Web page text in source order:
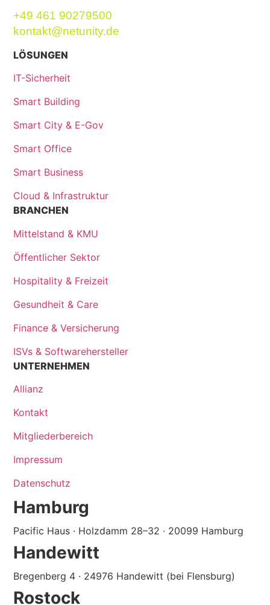
Hamburg
Pacific Haus · Holzdamm 28–32 · 20099 Hamburg
Handewitt
Bregenberg 4 · 24976 Handewitt (bei Flensburg)
Rostock
+49 461 90279500
kontakt@netunity.de
LÖSUNGEN
IT-Sicherheit
Smart Building
Smart City & E-Gov
Smart Office
Smart Business
Cloud & Infrastruktur
BRANCHEN
Mittelstand & KMU
Öffentlicher Sektor
Hospitality & Freizeit
Gesundheit & Care
Finance & Versicherung
ISVs & Softwarehersteller
UNTERNEHMEN
Allianz
Kontakt
Mitgliederbereich
Impressum
Datenschutz